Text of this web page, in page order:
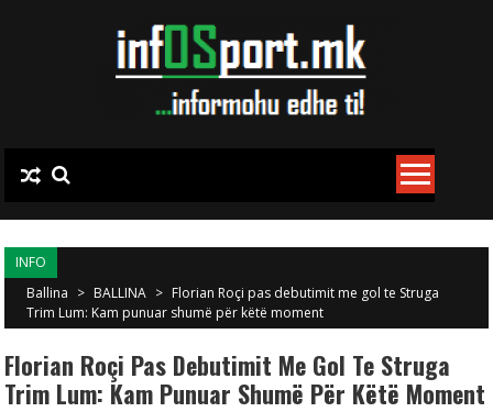
INFO
Ballina > BALLINA > Florian Roçi pas debutimit me gol te Struga
Trim Lum: Kam punuar shumë për këtë moment
Florian Roçi Pas Debutimit Me Gol Te Struga
Trim Lum: Kam Punuar Shumë Për Këtë Moment